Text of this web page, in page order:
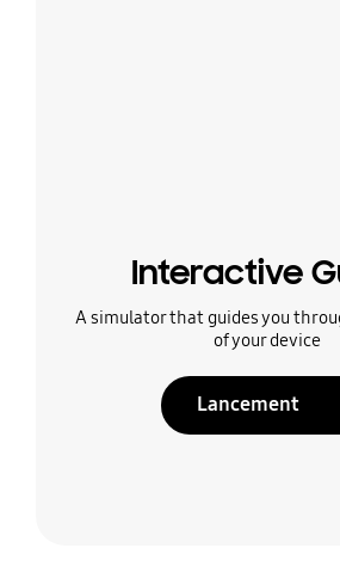
Interactive
A simulator that guides you
of your device
Lancement